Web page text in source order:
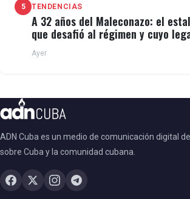
5 TENDENCIAS
A 32 años del Maleconazo: el
que desafió al régimen y cuyo
11J
Ayer
ADN Cuba es un medio de comunicación digital
sobre Cuba y la comunidad cubana.